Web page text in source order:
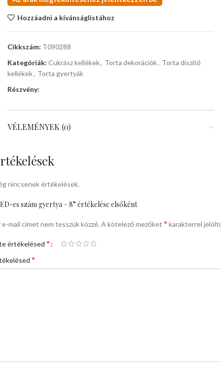
Hozzáadni a kívánságlistához
Cikkszám: T090288
Kategóriák: Cukrász kellékek, Torta dekorációk, Torta díszítő
kellékek, Torta gyertyák
Részvény:
VÉLEMÉNYEK (0)
nincsenek értékelések.
es szám gyertya – 8” értékelése elsőként
e-mail címet nem tesszük közzé. A kötelező mezőket * karakterrel
értékelésed *
*